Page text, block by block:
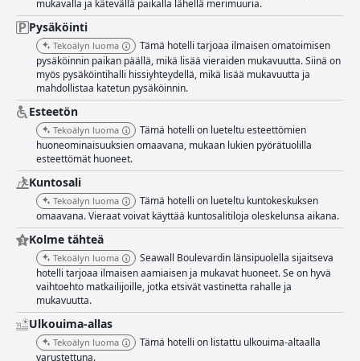
tunkkaisista hajuista ja joistakin huoltotarpeista, mutta nämä eivät
merkittävästi varjosta yleisesti myönteisiä arvosteluja. Puhtaus koko
hotellissa on vaihtelevan tasoista. Vaikka monet asiakkaat pitävät
huoneensa hyvin hoidettuina ja raikkaina, yleiset tilat, kuten käytävät ja
hissit, eivät ajoittain täytä puhtausodotuksia. Asiakkaat mainitsevat
toisinaan erityisiä huolenaiheita, kuten tahmeat lattiat ja homeiset alueet,
mikä viittaa tarpeeseen johdonmukaisempaan ylläpitoon. Hotellin
henkilökunta saa kiitosta ystävällisyydestään ja avuliaisuudestaan.
Tehokkaasta vastaanottopalvelusta huolelliseen siivoukseen useimmat
asiakkaat tuntevat olevansa hyvin hoidettuja. Yksilöitä, kuten Robert ja
Toni, korostetaan usein poikkeuksellisesta palvelusta. On kuitenkin
yksittäisiä raportteja satunnaisesta töykeydestä ja
huomioimattomuudesta, erityisesti aamiaisaikaan. Hotellin Wi-Fi-
palvelussa on parantamisen varaa. Vaikka jotkut asiakkaat kokevat hyvän
yhteyden, monet pitävät internetiä hitaana tai epäluotettavana, mikä
vaikuttaa heidän oleskelunsa yleiseen mukavuuteen. Hotellin uima-allas
saa positiivista palautetta, erityisesti lapsiperheiltä, jotka nauttivat
puhtaasta ja miellyttävästä allasympäristöstä. Joitakin huolto-ongelmia,
kuten toimimattomia porealtaita ja poreammeita, on havaittu, samoin
kuin ajoittainen pula allaspyyhkeistä. Kaiken kaikkiaan asiakkaat
arvostavat allasta näistä pienistä haitoista huolimatta. Pysäköinti on
toinen hyvin vastaanotettu näkökohta, jossa on runsaasti ja käteviä
paikkoja, mukaan lukien joitakin katettuja tiloja. Vaikka jotkut asiakkaat
pitävät pysäköintipaikkoja rajallisina tai arveluttavina tietyillä alueilla,
yleinen tunnelma on positiivinen, eikä pysäköinnistä peritä lisämaksua.
mukavalla ja kätevällä paikalla lähellä merimuuria.
Pysäköinti
Tekoälyn luoma
Tämä hotelli tarjoaa ilmaisen omatoimisen
pysäköinnin paikan päällä, mikä lisää vieraiden mukavuutta. Siinä on
myös pysäköintihalli hissiyhteydellä, mikä lisää mukavuutta ja
mahdollistaa katetun pysäköinnin.
Esteetön
Tekoälyn luoma
Tämä hotelli on lueteltu esteettömien
huoneominaisuuksien omaavana, mukaan lukien pyörätuolilla
esteettömät huoneet.
Kuntosali
Tekoälyn luoma
Tämä hotelli on lueteltu kuntokeskuksen
omaavana. Vieraat voivat käyttää kuntosalitiloja oleskelunsa aikana.
Kolme tähteä
Tekoälyn luoma
Seawall Boulevardin länsipuolella sijaitseva
hotelli tarjoaa ilmaisen aamiaisen ja mukavat huoneet. Se on hyvä
vaihtoehto matkailijoille, jotka etsivät vastinetta rahalle ja
mukavuutta.
Ulkouima-allas
Tekoälyn luoma
Tämä hotelli on listattu ulkouima-altaalla
varustettuna.